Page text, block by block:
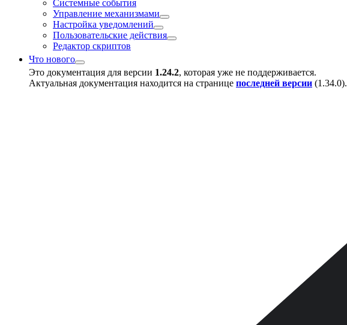
Системные события
Управление механизмами
Настройка уведомлений
Пользовательские действия
Редактор скриптов
Что нового
Это документация для версии 1.24.2, которая уже не поддерживается.
Актуальная документация находится на странице последней версии (1.34.0).